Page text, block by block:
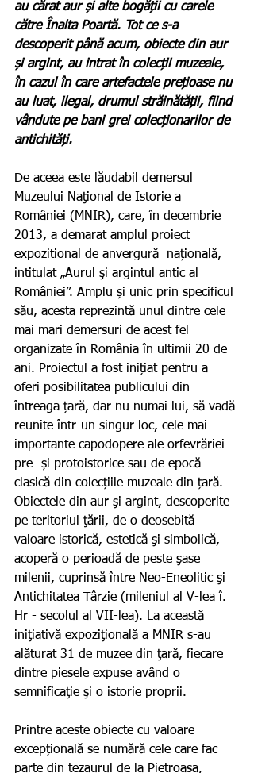
au cărat aur și alte bogății cu carele
către Înalta Poartă. Tot ce s-a
descoperit până acum, obiecte din aur
și argint, au intrat în colecții muzeale,
în cazul în care artefactele prețioase nu
au luat, ilegal, drumul străinătății, fiind
vândute pe bani grei colecționarilor de
antichități.
De aceea este lăudabil demersul
Muzeului Naţional de Istorie a
României (MNIR), care, în decembrie
2013, a demarat amplul proiect
expozitional de anvergură  națională,
intitulat „Aurul şi argintul antic al
României”. Amplu și unic prin specificul
său, acesta reprezintă unul dintre cele
mai mari demersuri de acest fel
organizate în România în ultimii 20 de
ani. Proiectul a fost inițiat pentru a
oferi posibilitatea publicului din
întreaga țară, dar nu numai lui, să vadă
reunite într-un singur loc, cele mai
importante capodopere ale orfevrăriei
pre- și protoistorice sau de epocă
clasică din colecțiile muzeale din țară.
Obiectele din aur şi argint, descoperite
pe teritoriul ţării, de o deosebită
valoare istorică, estetică şi simbolică,
acoperă o perioadă de peste şase
milenii, cuprinsă între Neo-Eneolitic şi
Antichitatea Târzie (mileniul al V-lea î.
Hr - secolul al VII-lea). La această
iniţiativă expoziţională a MNIR s-au
alăturat 31 de muzee din ţară, fiecare
dintre piesele expuse având o
semnificaţie şi o istorie proprii.
Printre aceste obiecte cu valoare
excepțională se numără cele care fac
parte din tezaurul de la Pietroasa,